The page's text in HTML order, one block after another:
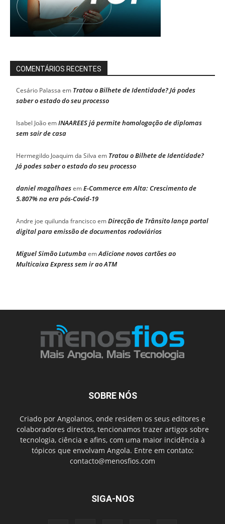
COMENTÁRIOS RECENTES
Cesário Palassa em Tratou o Bilhete de Identidade? Já podes
saber o estado do seu processo
Isabel JoãoemINAAREES já permite homologação de diplomas
sem sair de casa
Hermegildo Joaquim da Silva em Tratou o Bilhete de Identidade?
Já podes saber o estado do seu processo
daniel magalhaesemE-Commerce em Alta: Crescimento de
5.807% na era pós-Covid-19
Andre joe quilunda franciscoemDirecção de Trânsito lança portal
digital para emissão de documentos rodoviários
Miguel Simão LutumbaemAdicione novos cartões ao
Multicaixa Express sem ir ao ATM
SOBRE NÓS
Criado por Angolanos, onde residem os seus editores e
colaboradores directos, tencionamos trazer artigos sobre
tecnologia, ciência e afins, com uma maior incidência à
tópicos que envolvam Angola. Entre em contato:
contacto@menosfios.com
SIGA-NOS